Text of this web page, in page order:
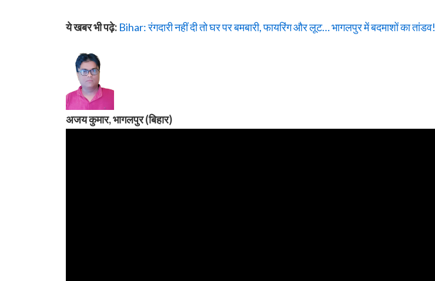
ये खबर भी पढ़े: Bihar: रंगदारी नहीं दी तो घर पर बमबारी, फायरिंग और लूट… भागलपुर में बदमाशों का तांडव!
अजय कुमार, भागलपुर (बिहार)